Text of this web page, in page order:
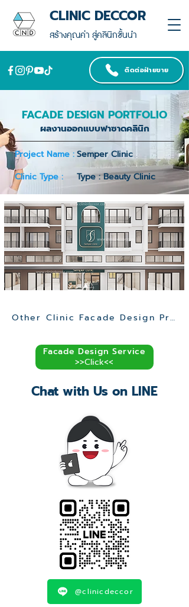
สร้างคุณค่า สู่คลินิกชั้นนำ
CLINIC DECCOR
ติดต่อฝ่ายขาย
FACADE DESIGN PORTFOLIO
ผลงานออกแบบฟาซาดคลินิก
Project Name :Semper Clinic
Clinic Type :
Type : Beauty Clinic
Other Clinic Facade Design Projects >>
Facade Design Service
>>Click<<
Chat with Us on LINE
@clinicdeccor